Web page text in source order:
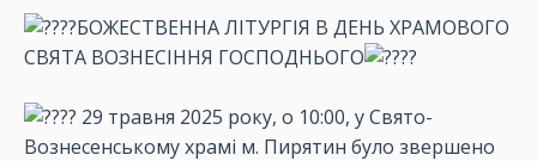
БОЖЕСТВЕННА ЛІТУРГІЯ В ДЕНЬ ХРАМОВОГО
СВЯТА ВОЗНЕСІННЯ ГОСПОДНЬОГО
29 травня 2025 року, о 10:00, у Свято-
Вознесенському храмі м. Пирятин було звершено